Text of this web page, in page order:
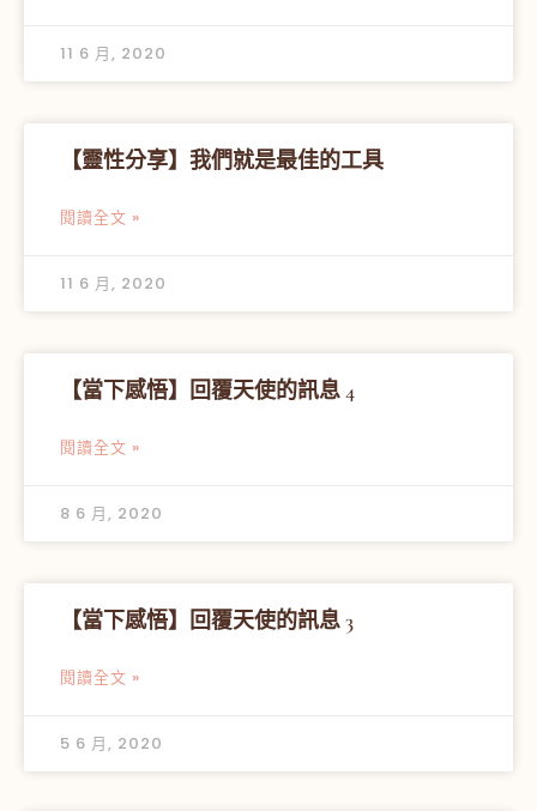
11 6 月, 2020
【靈性分享】我們就是最佳的工具
閱讀全文 »
11 6 月, 2020
【當下感悟】回覆天使的訊息 4
閱讀全文 »
8 6 月, 2020
【當下感悟】回覆天使的訊息 3
閱讀全文 »
5 6 月, 2020